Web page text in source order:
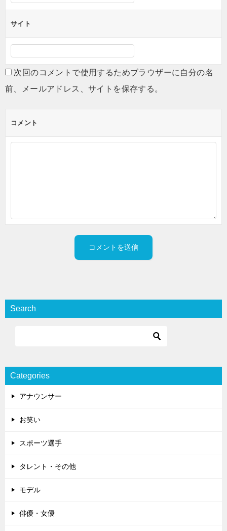
サイト
次回のコメントで使用するためブラウザーに自分の名
前、メールアドレス、サイトを保存する。
コメント
Search
Categories
アナウンサー
お笑い
スポーツ選手
タレント・その他
モデル
俳優・女優